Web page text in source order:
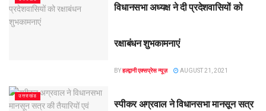
विधानसभा अध्यक्ष ने दी प्रदेशवासियों को
रक्षाबंधन शुभकामनाएं
BYहल्द्वानी एक्सप्रेस न्यूज़ AUGUST 21, 2021
उत्तराखंड
स्पीकर अग्रवाल ने विधानसभा मानसून सत्र